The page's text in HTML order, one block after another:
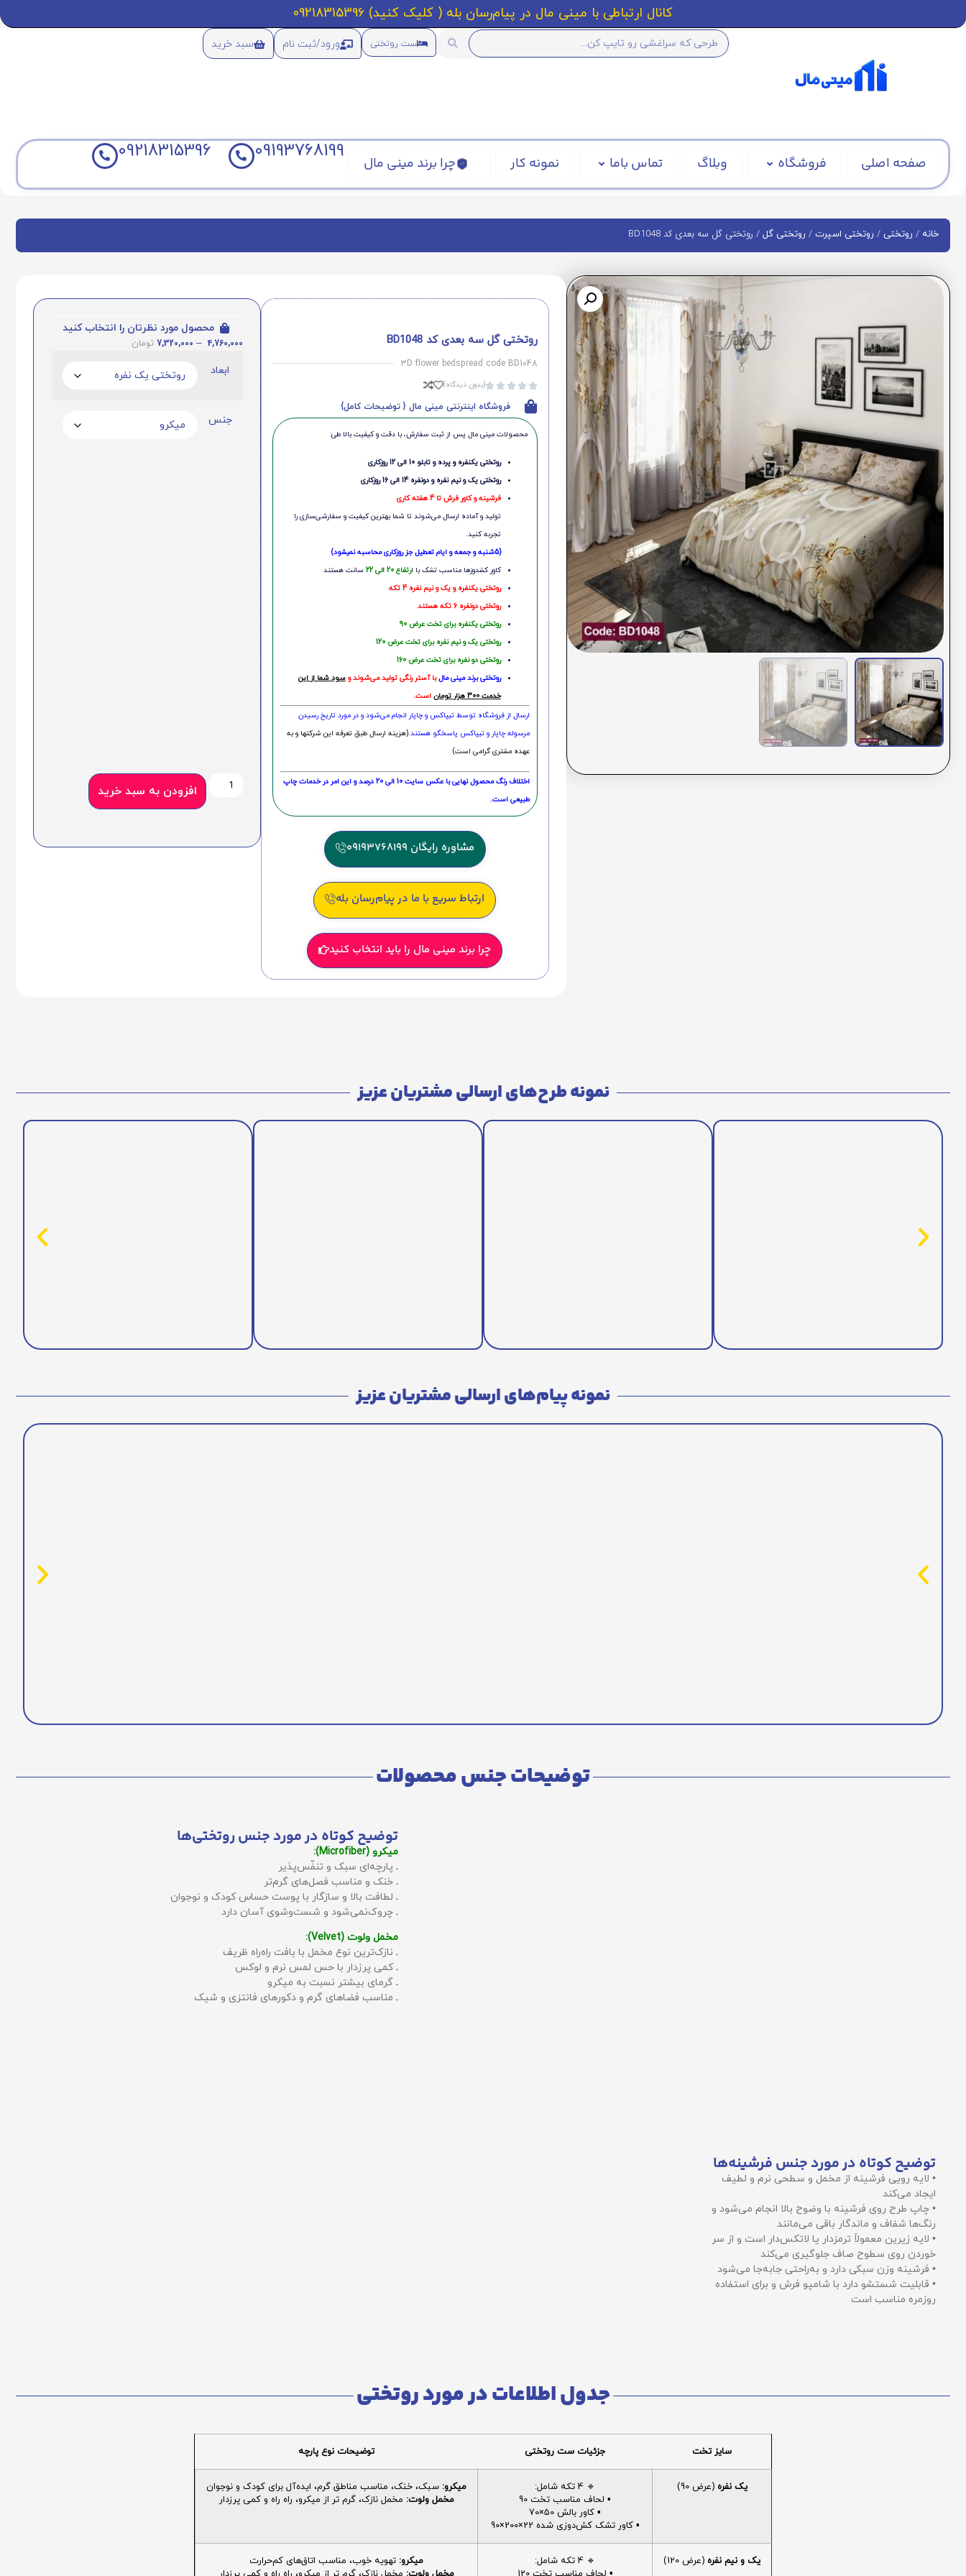
کانال ارتباطی با مینی مال در پیام‌رسان بله ( کلیک کنید) 09218315396
ست روتختی ورود/ثبت نام سبد خرید
صفحه اصلی فروشگاه وبلاگ تماس باما نمونه کار چرا برند مینی مال
09193768199
09218315396
خانه / روتختی / روتختی اسپرت / روتختی گل / روتختی گل سه بعدی کد BD1048
روتختی گل سه بعدی کد BD1048
3D flower bedspread code BD1048




(بدون دیدگاه)
فروشگاه اینترنتی مینی مال { توضیحات کامل}
محصولات مینی‌ مال پس از ثبت سفارش، با دقت و کیفیت بالا طی:
روتختی یکنفره و پرده و تابلو 10 الی 12 روزکاری
روتختی یک و نیم نفره و دونفره 14 الی 16 روزکاری
فرشینه و کاور فرش تا 4 هفته کاری
تولید و آماده ارسال می‌شوند تا شما بهترین کیفیت و سفارشی‌سازی را
تجربه کنید.
(5شنبه و جمعه و ایام تعطیل جز روزکاری محاسبه نمیشود)
کاور کشدوزها مناسب تشک با ارتفاع 20 الی 22
سانت هستند
روتختی یکنفره و یک و نیم نفره 4 تکه
روتختی دونفره 6 تکه هستند
روتختی یکنفره برای تخت عرض 90
روتختی یک و نیم نفره برای تخت عرض 120
روتختی دو نفره برای تخت عرض 160
روتختی‌ برند مینی مالبا آستر رنگی تولید می‌شوند وسود شما از این
خدمت 300 هزار تومان
است.
ارسال از فروشگاه توسط تیپاکس و چاپار انجام می‌شود و در مورد تاریخ رسیدن
مرسوله چاپار و تیپاکس پاسخگو هستند.(هزینه ارسال طبق تعرفه این شرکتها و به
عهده مشتری گرامی است)
اختلاف رنگ محصول نهایی با عکس سایت 10 الی 20 درصد و این امر در خدمات چاپ
طبیعی است.
مشاوره رایگان 09193768199
ارتباط سریع با ما در پیام‌رسان بله
چرا برند مینی مال را باید انتخاب کنید
محصول مورد نظرتان را انتخاب کنید
4,760,000
–
7,320,000 تومان
ابعاد
جنس
افزودن به سبد خرید
نمونه طرح‌های ارسالی مشتریان عزیز
نمونه پیام‌های ارسالی مشتریان عزیز
توضیحات جنس محصولات
توضیح کوتاه در مورد جنس روتختی‌ها
میکرو (Microfiber):
ـ پارچه‌ای سبک و تنفّس‌پذیر
ـ خنک و مناسب فصل‌های گرم‌تر
ـ لطافت بالا و سازگار با پوست حساس کودک و نوجوان
ـ چروک‌نمی‌شود و شست‌وشوی آسان دارد
مخمل ولوت (Velvet):
ـ نازک‌ترین نوع مخمل با بافت راه‌راه ظریف
ـ کمی پرزدار با حس لمس نرم و لوکس
ـ گرمای بیشتر نسبت به میکرو
ـ مناسب فضاهای گرم و دکورهای فانتزی و شیک
توضیح کوتاه در مورد جنس فرشینه‌ها
• لایه رویی فرشینه از مخمل و سطحی نرم و لطیف
ایجاد می‌کند
• چاپ طرح روی فرشینه با وضوح بالا انجام می‌شود و
رنگ‌ها شفاف و ماندگار باقی می‌مانند
• لایه زیرین معمولاً ترمزدار یا لاتکس‌دار است و از سر
خوردن روی سطوح صاف جلوگیری می‌کند
• فرشینه وزن سبکی دارد و به‌راحتی جابه‌جا می‌شود
• قابلیت شستشو دارد با شامپو فرش و برای استفاده
روزمره مناسب است
جدول اطلاعات در مورد روتختی
سایز تخت جزئیات ست روتختی توضیحات نوع پارچه
یک نفره (عرض 90)
🔹 4 تکه شامل:
▪️ لحاف مناسب تخت 90
▪️ کاور بالش 50×70
▪️ کاور تشک کش‌دوزی شده 22×200×90
میکرو: سبک، خنک، مناسب مناطق گرم، ایده‌آل برای کودک و نوجوان
مخمل ولوت: مخمل نازک، گرم تر از میکرو، راه راه و کمی پرزدار
یک و نیم نفره (عرض 120)
🔹 4 تکه شامل:
میکرو: تهویه خوب، مناسب اتاق‌های کم‌حرارت